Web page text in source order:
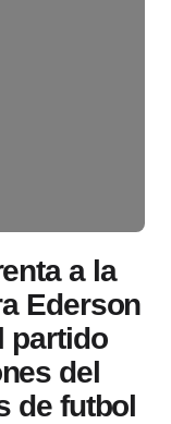
a la
Ederson
partido
del
de futbol